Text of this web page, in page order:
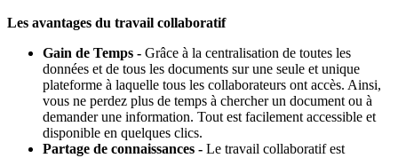
Les avantages du travail collaboratif
Gain de Temps - Grâce à la centralisation de toutes les
données et de tous les documents sur une seule et unique
plateforme à laquelle tous les collaborateurs ont accès. Ainsi,
vous ne perdez plus de temps à chercher un document ou à
demander une information. Tout est facilement accessible et
disponible en quelques clics.
Partage de connaissances - Le travail collaboratif est